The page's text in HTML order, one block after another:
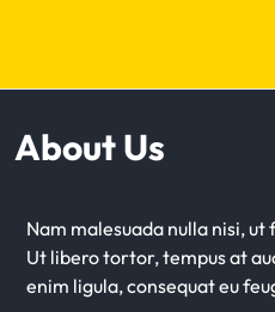
About Us
Nam malesuada nulla nisi,
Ut libero tortor, tempus at
enim ligula, consequat eu